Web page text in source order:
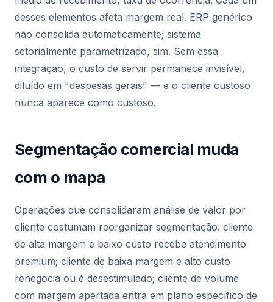
desses elementos afeta margem real. ERP genérico
não consolida automaticamente; sistema
setorialmente parametrizado, sim. Sem essa
integração, o custo de servir permanece invisível,
diluído em "despesas gerais" — e o cliente custoso
nunca aparece como custoso.
Segmentação comercial muda
com o mapa
Operações que consolidaram análise de valor por
cliente costumam reorganizar segmentação: cliente
de alta margem e baixo custo recebe atendimento
premium; cliente de baixa margem e alto custo
renegocia ou é desestimulado; cliente de volume
com margem apertada entra em plano específico de